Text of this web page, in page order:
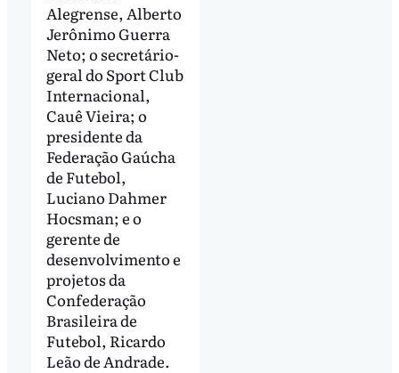
Alegrense, Alberto
Jerônimo Guerra
Neto; o secretário-
geral do Sport Club
Internacional,
Cauê Vieira; o
presidente da
Federação Gaúcha
de Futebol,
Luciano Dahmer
Hocsman; e o
gerente de
desenvolvimento e
projetos da
Confederação
Brasileira de
Futebol, Ricardo
Leão de Andrade.